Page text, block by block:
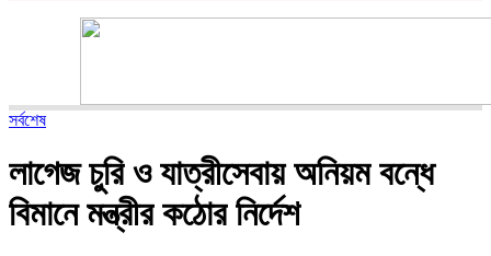
সর্বশেষ
লাগেজ চুরি ও যাত্রীসেবায় অনিয়ম বন্ধে
বিমানে মন্ত্রীর কঠোর নির্দেশ